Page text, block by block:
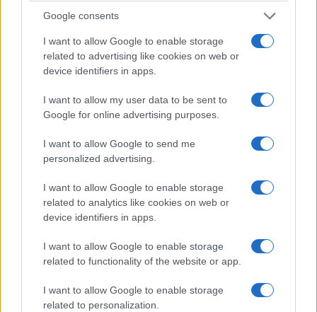
Google consents
I want to allow Google to enable storage
related to advertising like cookies on web or
device identifiers in apps.
I want to allow my user data to be sent to
Google for online advertising purposes.
I want to allow Google to send me
personalized advertising.
I want to allow Google to enable storage
related to analytics like cookies on web or
device identifiers in apps.
I want to allow Google to enable storage
related to functionality of the website or app.
I want to allow Google to enable storage
related to personalization.
ΕΛΛΑΔΑ
στο νερό της Σίβηρης
5/08/2026 - 5:44μμ